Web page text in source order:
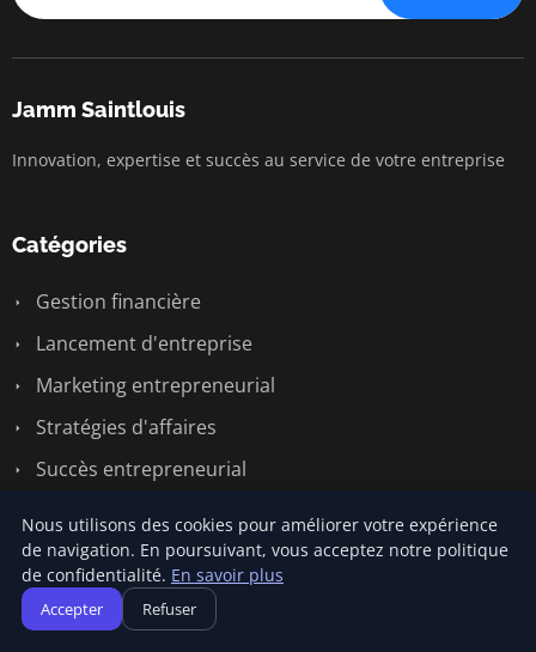
Jamm Saintlouis
Innovation, expertise et succès au service de votre entreprise
Catégories
Gestion financière
Lancement d'entreprise
Marketing entrepreneurial
Stratégies d'affaires
Succès entrepreneurial
Liens utiles
Nous utilisons des cookies pour améliorer votre expérience
de navigation. En poursuivant, vous acceptez notre politique
de confidentialité. En savoir plus
Accepter Refuser